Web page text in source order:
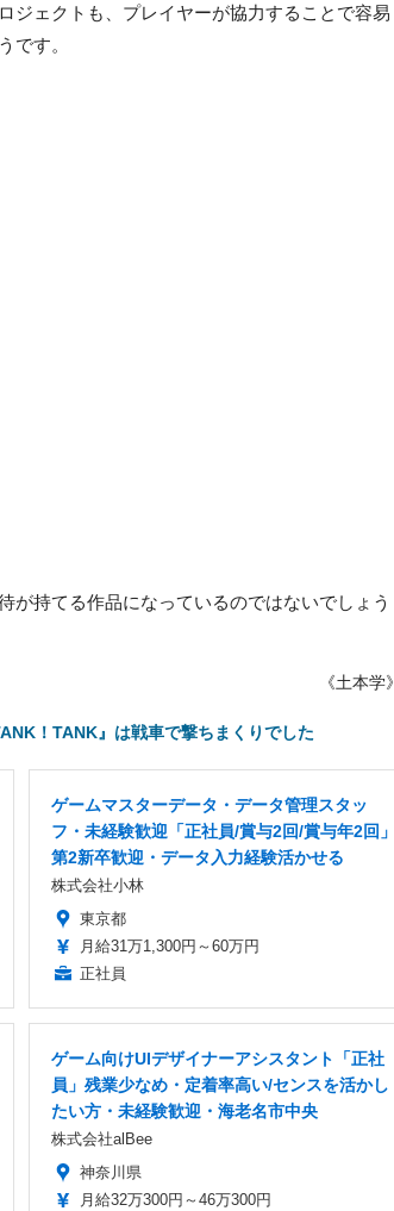
ジェクトも、プレイヤーが協力することで容易
です。
が持てる作品になっているのではないでしょう
《土本学》
！TANK』は戦車で撃ちまくりでした
ゲームマスターデータ・データ管理スタッ
フ・未経験歓迎「正社員/賞与2回/賞与年2回」
第2新卒歓迎・データ入力経験活かせる
株式会社小林
東京都
月給31万1,300円～60万円
正社員
ゲーム向けUIデザイナーアシスタント「正社
員」残業少なめ・定着率高い/センスを活かし
たい方・未経験歓迎・海老名市中央
株式会社alBee
神奈川県
月給32万300円～46万300円